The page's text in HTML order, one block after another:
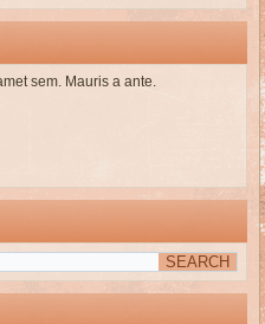
sem. Mauris a ante.